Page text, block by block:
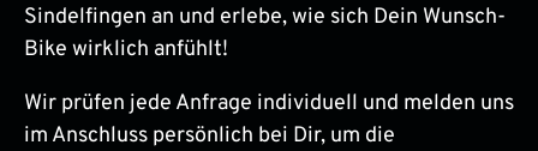
Sindelfingen an und erlebe, wie sich Dein Wunsch-
Bike wirklich anfühlt!
Wir prüfen jede Anfrage individuell und melden uns
im Anschluss persönlich bei Dir, um die